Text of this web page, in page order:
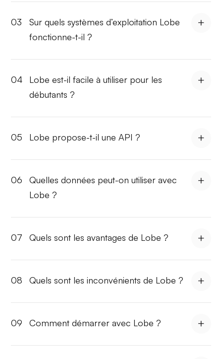
03
Sur quels systèmes d’exploitation Lobe
fonctionne-t-il ?
04
Lobe est-il facile à utiliser pour les
débutants ?
05 Lobe propose-t-il une API ?
06
Quelles données peut-on utiliser avec
Lobe ?
07 Quels sont les avantages de Lobe ?
08 Quels sont les inconvénients de Lobe ?
09 Comment démarrer avec Lobe ?